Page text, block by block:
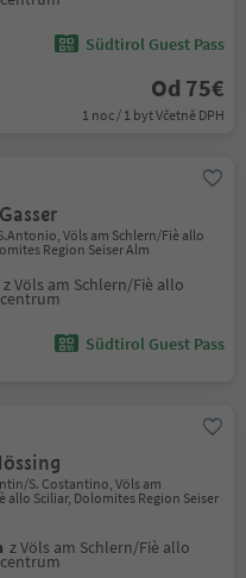
Südtirol Guest Pass
Od 75€
1 noc / 1 byt Včetně DPH
Völs am Schlern/Fiè allo
Region Seiser Alm
z Völs am Schlern/Fiè allo
Südtirol Guest Pass
S. Costantino, Völs am
allo Sciliar, Dolomites Region Seiser
z Völs am Schlern/Fiè allo